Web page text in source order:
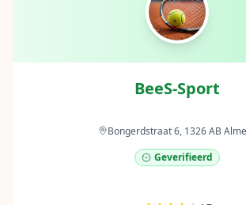
BeeS-Sport
Bongerdstraat 6, 1326 AB
Geverifieerd